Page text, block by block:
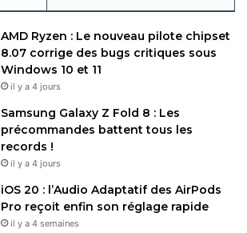
Copy URL
AMD Ryzen : Le nouveau pilote chipset
8.07 corrige des bugs critiques sous
Windows 10 et 11
il y a 4 jours
Samsung Galaxy Z Fold 8 : Les
précommandes battent tous les
records !
il y a 4 jours
iOS 20 : l’Audio Adaptatif des AirPods
Pro reçoit enfin son réglage rapide
il y a 4 semaines